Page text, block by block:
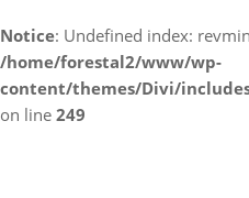
Notice: Undefined index:
/home/forestal2/www/wp-
content/themes/Divi/
on line 249